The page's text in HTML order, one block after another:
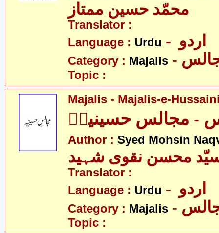
محمّد حسین ممتاز
Translator :
Language : Urdu
Category : Majalis
Topic :
Majalis - Majalis-e-
- مجالس حسینیہؑ
Author : Syed Mohsin
محسن نقوی شہید
Translator :
Language : Urdu
Category : Majalis
Topic :